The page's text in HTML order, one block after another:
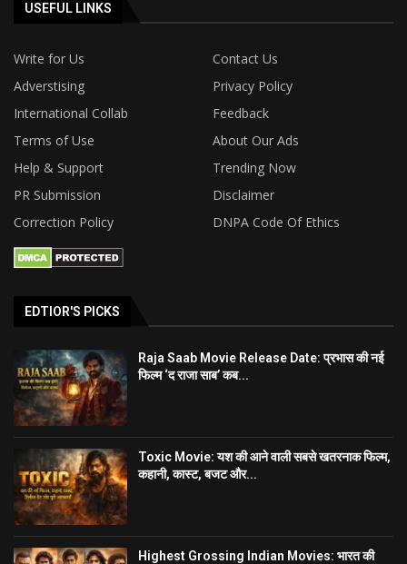
USEFUL LINKS
Write for Us
Contact Us
Adverstising
Privacy Policy
International Collab
Feedback
Terms of Use
About Our Ads
Help & Support
Trending Now
PR Submission
Disclaimer
Correction Policy
DNPA Code Of Ethics
EDTIOR'S PICKS
Raja Saab Movie Release Date: प्रभास की नई
फिल्म ‘द राजा साब’ कब...
Toxic Movie: यश की आने वाली सबसे खतरनाक फिल्म,
कहानी, कास्ट, बजट और...
Highest Grossing Indian Movies: भारत की